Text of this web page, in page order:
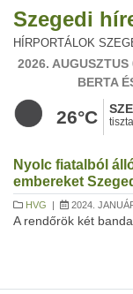
Szegedi
HÍRPORTÁLOK
2026.
BERTA
26°C
Nyolc fiatalból
embereket
HVG | 2024.
A rendőrök két